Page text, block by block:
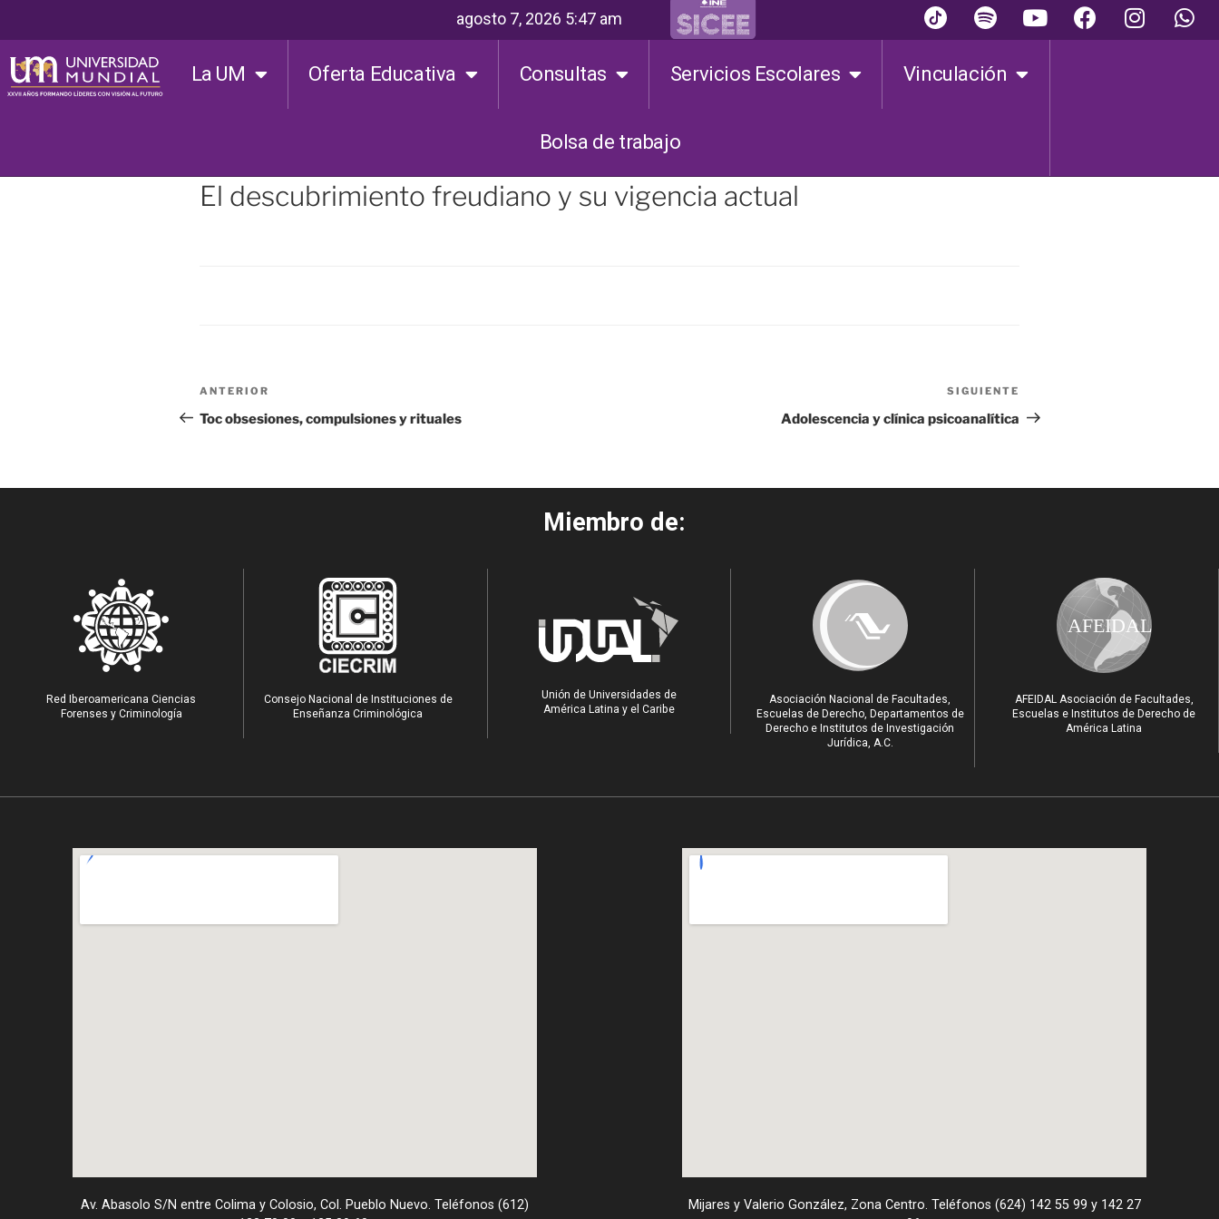
agosto 7, 2026 5:47 am
La UM Oferta Educativa Consultas Servicios Escolares Vinculación
Bolsa de trabajo
El descubrimiento freudiano y su vigencia actual
ANTERIOR
Toc obsesiones, compulsiones y rituales
SIGUIENTE
Adolescencia y clínica psicoanalítica
Miembro de:
Red Iberoamericana Ciencias
Forenses y Criminología
Consejo Nacional de Instituciones de
Enseñanza Criminológica
Unión de Universidades de
América Latina y el Caribe
Asociación Nacional de Facultades,
Escuelas de Derecho, Departamentos de
Derecho e Institutos de Investigación
Jurídica, A.C.
AFEIDAL
AFEIDAL Asociación de Facultades,
Escuelas e Institutos de Derecho de
América Latina
Av. Abasolo S/N entre Colima y Colosio, Col. Pueblo Nuevo. Teléfonos (612)
Mijares y Valerio González, Zona Centro. Teléfonos (624) 142 55 99 y 142 27